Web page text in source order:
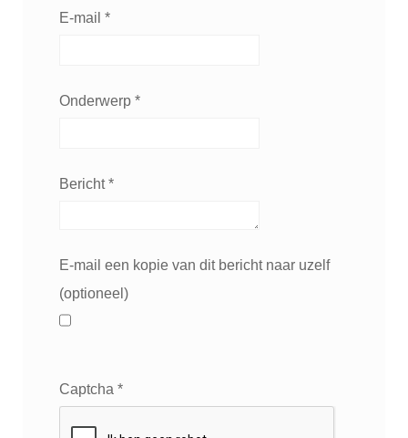
E-mail *
Onderwerp *
Bericht*
E-mail een kopie van dit bericht naar uzelf
(optioneel)
Captcha *